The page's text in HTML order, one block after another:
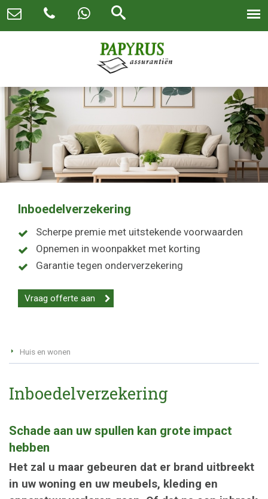
Inboedelverzekering
Scherpe premie met uitstekende voorwaarden
Opnemen in woonpakket met korting
Garantie tegen onderverzekering
Vraag offerte aan
Huis en wonen
Inboedelverzekering
Schade aan uw spullen kan grote impact
hebben
Het zal u maar gebeuren dat er brand uitbreekt
in uw woning en uw meubels, kleding en